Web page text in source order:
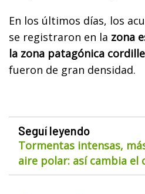
En los últimos días, los
se registraron en la zona
la zona patagónica
fueron de gran densidad.
Seguí leyendo
Tormentas intensas,
aire polar: así cambia el